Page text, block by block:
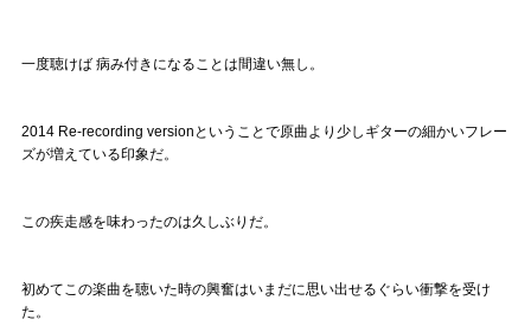
一度聴けば 病み付きになることは間違い無し。
2014 Re-recording versionということで原曲より少しギターの細かいフレー
ズが増えている印象だ。
この疾走感を味わったのは久しぶりだ。
初めてこの楽曲を聴いた時の興奮はいまだに思い出せるぐらい衝撃を受け
た。